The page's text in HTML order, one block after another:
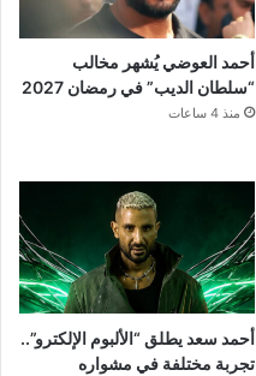
أحمد العوضي يُشهر مخالب
“سلطان الديب” في رمضان 2027
منذ 4 ساعات
أحمد سعد يطلق “الألبوم الإلكترو”..
تجربة مختلفة في مشواره